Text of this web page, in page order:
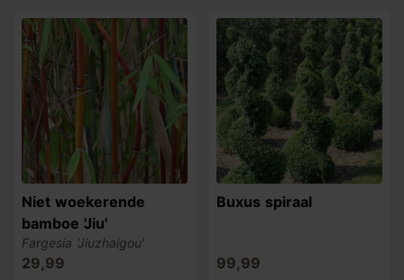
Niet woekerende
bamboe 'Jiu'
Fargesia 'Jiuzhaigou'
29,99
Buxus spiraal
99,99